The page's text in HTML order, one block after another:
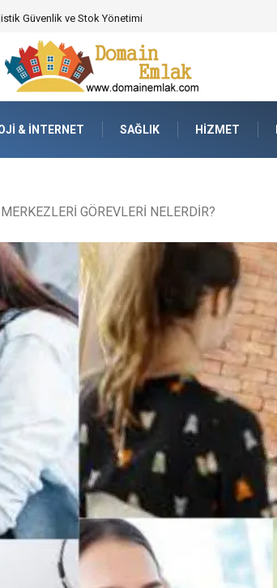
Profesyonel Destek
& İNTERNET SAĞLIK HIZMET
GÖREVLERİ NELERDİR?